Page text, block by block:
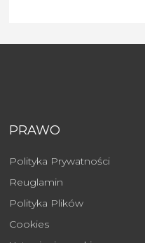
PRAWO
Polityka Prywatności
Reuglamin
Polityka Plików
Cookies